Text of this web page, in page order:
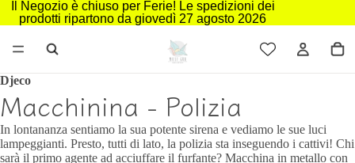
Il Negozio è chiuso per Ferie! Le spedizioni dei
prodotti ripartono da giovedì 27 agosto 2026
Djeco
Macchinina - Polizia
In lontananza sentiamo la sua potente sirena e vediamo le sue luci
lampeggianti. Presto, tutti di lato, la polizia sta inseguendo i cattivi! Chi
sarà il primo agente ad acciuffare il furfante? Macchina in metallo con